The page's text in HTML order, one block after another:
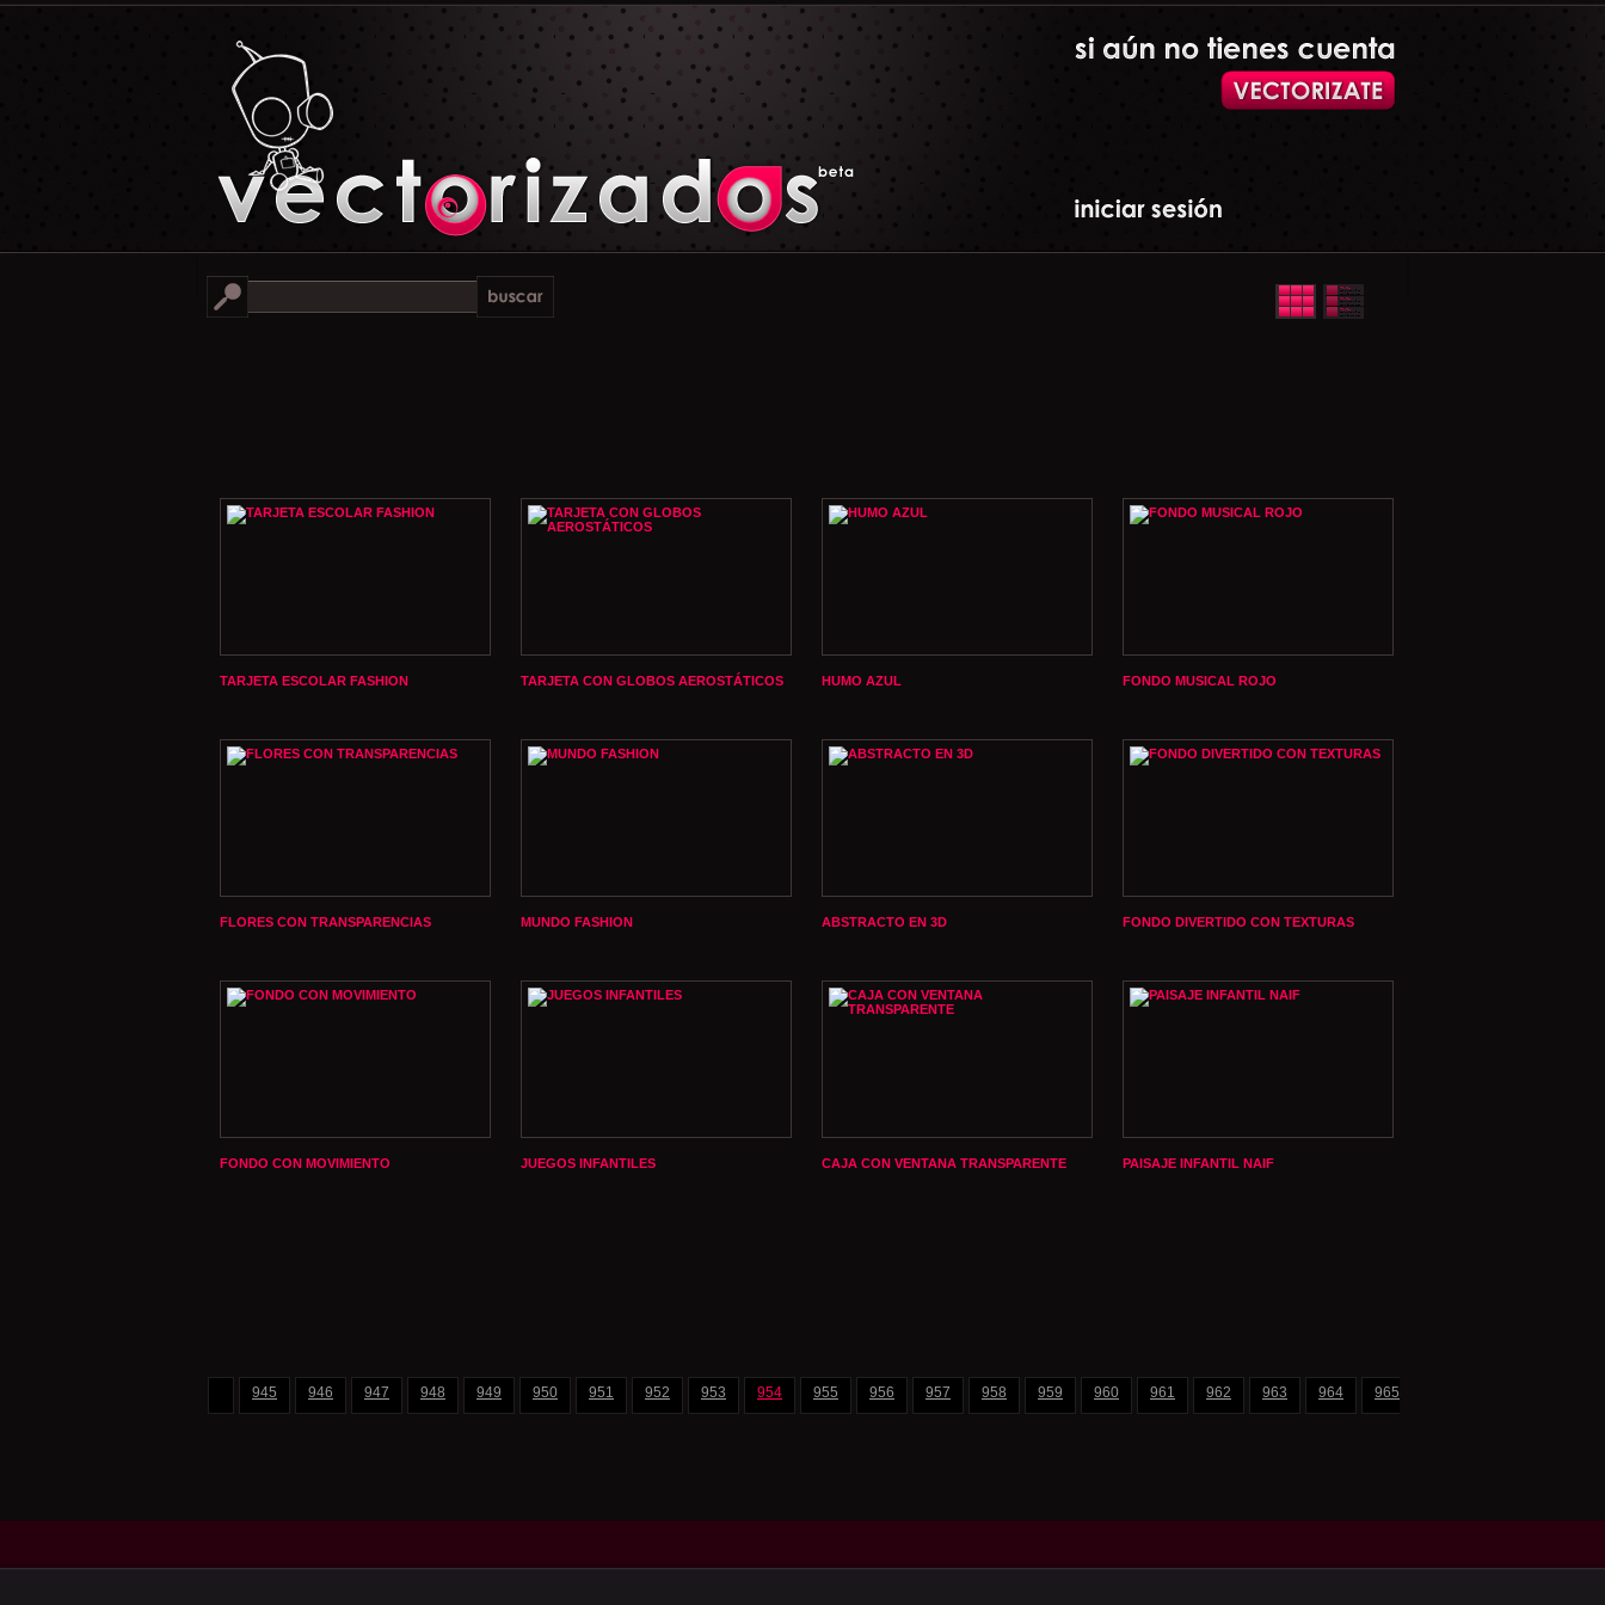
TARJETA ESCOLAR FASHION TARJETA CON GLOBOS AEROSTÁTICOS HUMO AZUL FONDO MUSICAL ROJO
FLORES CON TRANSPARENCIAS MUNDO FASHION ABSTRACTO EN 3D FONDO DIVERTIDO CON TEXTURAS
FONDO CON MOVIMIENTO JUEGOS INFANTILES CAJA CON VENTANA TRANSPARENTE PAISAJE INFANTIL NAIF
945 946 947 948 949 950 951 952 953 954 955 956 957 958 959 960 961 962 963 964 965